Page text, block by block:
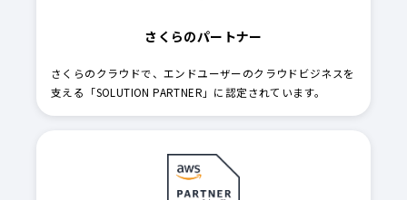
さくらのパートナー
さくらのクラウドで、エンドユーザーのクラウドビジネスを
支える「SOLUTION PARTNER」に認定されています。